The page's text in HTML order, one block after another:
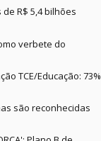
de R$ 5,4 bilhões
verbete do
TCE/Educação: 73%
são reconhecidas